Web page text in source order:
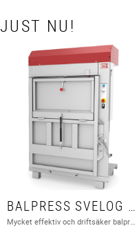
JUST NU!
BALPRESS SVELOG 60
Mycket effektiv och driftsäker balpress lämplig för well & kartong, plastfilm och annat material som kan hanteras i balform.